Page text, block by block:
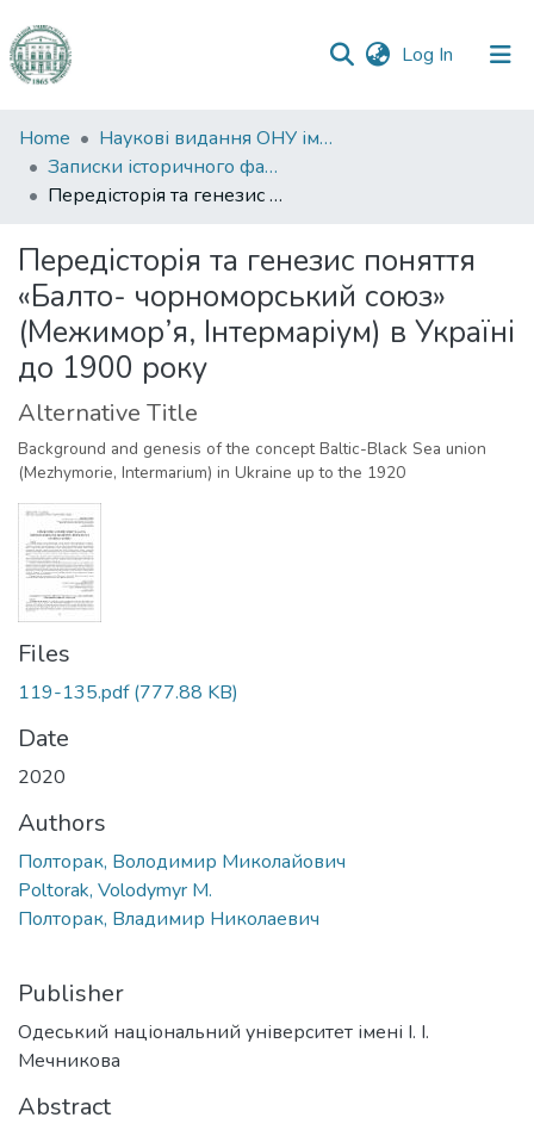
Log In (current)
Communities
&
Collections
Statistics
Home
Наукові видання ОНУ імені І. І. Мечникова
Записки історичного факультету
Передісторія та генезис поняття «Балто- чорноморський союз» (Межимор’я, Інтермаріум) в Україні до 1900 року
Передісторія та генезис поняття
«Балто- чорноморський союз»
(Межимор’я, Інтермаріум) в Україні
до 1900 року
Alternative Title
Background and genesis of the concept Baltic-Black Sea union
(Mezhymorie, Intermarium) in Ukraine up to the 1920
Files
119-135.pdf(777.88 KB)
Date
2020
Authors
Полторак, Володимир Миколайович
Poltorak, Volodymyr M.
Полторак, Владимир Николаевич
Publisher
Одеський національний університет імені І. І.
Мечникова
Abstract